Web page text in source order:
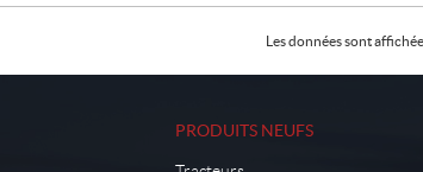
Les données sont
PRODUITS NEUFS